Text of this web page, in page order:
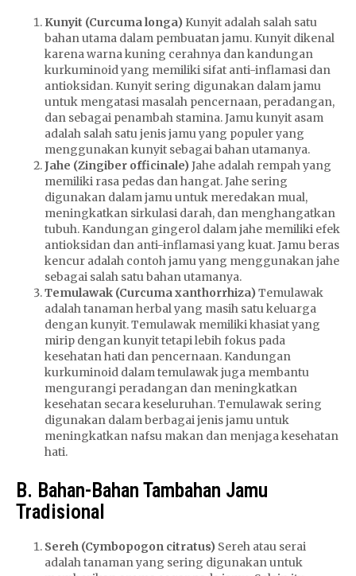
Kunyit (Curcuma longa) Kunyit adalah salah satu
bahan utama dalam pembuatan jamu. Kunyit dikenal
karena warna kuning cerahnya dan kandungan
kurkuminoid yang memiliki sifat anti-inflamasi dan
antioksidan. Kunyit sering digunakan dalam jamu
untuk mengatasi masalah pencernaan, peradangan,
dan sebagai penambah stamina. Jamu kunyit asam
adalah salah satu jenis jamu yang populer yang
menggunakan kunyit sebagai bahan utamanya.
Jahe (Zingiber officinale) Jahe adalah rempah yang
memiliki rasa pedas dan hangat. Jahe sering
digunakan dalam jamu untuk meredakan mual,
meningkatkan sirkulasi darah, dan menghangatkan
tubuh. Kandungan gingerol dalam jahe memiliki efek
antioksidan dan anti-inflamasi yang kuat. Jamu beras
kencur adalah contoh jamu yang menggunakan jahe
sebagai salah satu bahan utamanya.
Temulawak (Curcuma xanthorrhiza) Temulawak
adalah tanaman herbal yang masih satu keluarga
dengan kunyit. Temulawak memiliki khasiat yang
mirip dengan kunyit tetapi lebih fokus pada
kesehatan hati dan pencernaan. Kandungan
kurkuminoid dalam temulawak juga membantu
mengurangi peradangan dan meningkatkan
kesehatan secara keseluruhan. Temulawak sering
digunakan dalam berbagai jenis jamu untuk
meningkatkan nafsu makan dan menjaga kesehatan
hati.
B. Bahan-Bahan Tambahan Jamu
Tradisional
Sereh (Cymbopogon citratus) Sereh atau serai
adalah tanaman yang sering digunakan untuk